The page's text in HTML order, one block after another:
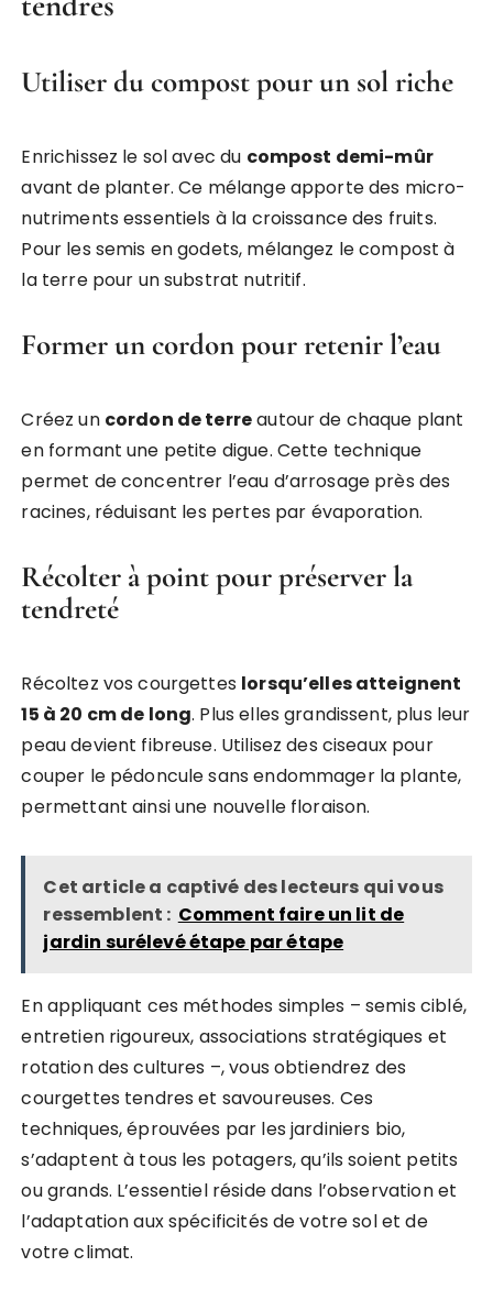
Utiliser du compost pour un sol riche
Enrichissez le sol avec du compost demi-mûr
avant de planter. Ce mélange apporte des micro-
nutriments essentiels à la croissance des fruits.
Pour les semis en godets, mélangez le compost à
la terre pour un substrat nutritif.
Former un cordon pour retenir l’eau
Créez un cordon de terreautour de chaque plant
en formant une petite digue. Cette technique
permet de concentrer l’eau d’arrosage près des
racines, réduisant les pertes par évaporation.
Récolter à point pour préserver la
tendreté
Récoltez vos courgettes lorsqu’elles atteignent
15 à 20 cm de long. Plus elles grandissent, plus leur
peau devient fibreuse. Utilisez des ciseaux pour
couper le pédoncule sans endommager la plante,
permettant ainsi une nouvelle floraison.
Cet article a captivé des lecteurs qui vous
ressemblent : Comment faire un lit de
jardin surélevé étape par étape
En appliquant ces méthodes simples – semis ciblé,
entretien rigoureux, associations stratégiques et
rotation des cultures –, vous obtiendrez des
courgettes tendres et savoureuses. Ces
techniques, éprouvées par les jardiniers bio,
s’adaptent à tous les potagers, qu’ils soient petits
ou grands. L’essentiel réside dans l’observation et
l’adaptation aux spécificités de votre sol et de
votre climat.